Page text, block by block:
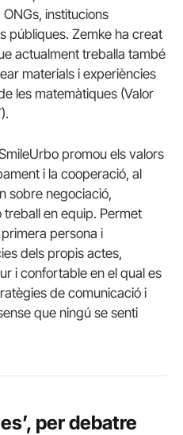
institucions
públiques. Zemke ha creat
actualment treballa també
materials i experiències
les matemàtiques (Valor
promou els valors
i la cooperació, al
sobre negociació,
en equip. Permet
persona i
dels propis actes,
i confortable en el qual es
de comunicació i
que ningú se senti
per debatre